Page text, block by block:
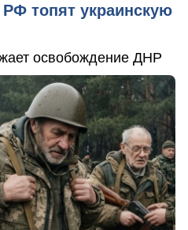
топят украинскую
освобождение ДНР